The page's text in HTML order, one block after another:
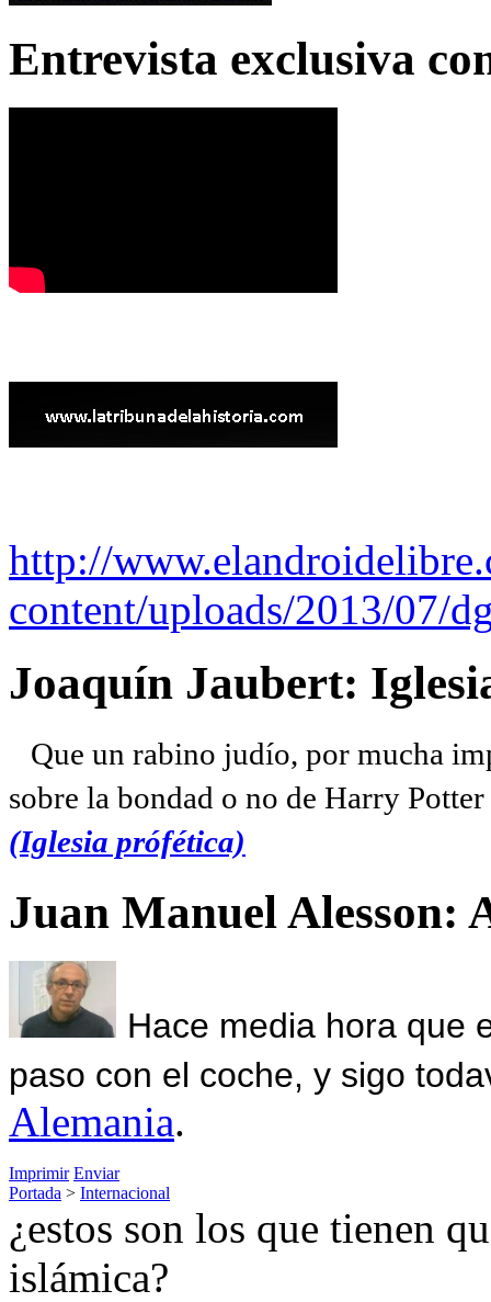
Entrevista exclusiva
http://
content/uploads/2013/07/
Joaquín Jaubert:
Que un rabino judío, por mucha
sobre la bondad o no de Harry
(Iglesia prófética)
Juan Manuel Alesson:
Hace media hora que
paso con el coche, y sigo
Alemania.
Imprimir Enviar
Portada > Internacional
¿estos son los que tienen
islámica?